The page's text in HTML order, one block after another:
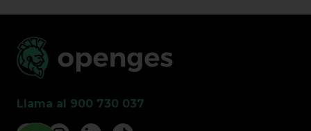
Llama al 900 730 037